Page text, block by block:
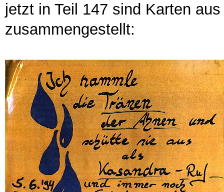
jetzt in Teil 147 sind Karten
zusammengestellt: